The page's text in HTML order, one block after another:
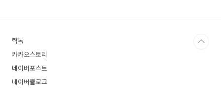
틱톡
카카오스토리
네이버포스트
네이버블로그